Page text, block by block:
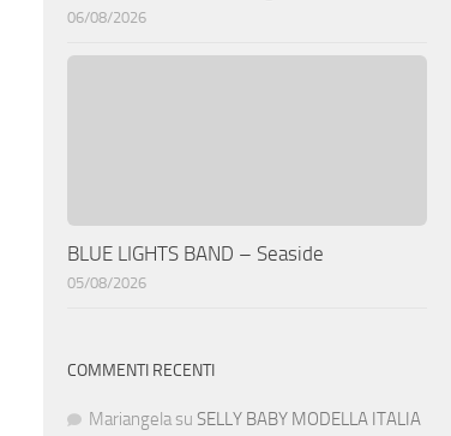
06/08/2026
BLUE LIGHTS BAND – Seaside
05/08/2026
COMMENTI RECENTI
Mariangela su SELLY BABY MODELLA ITALIA